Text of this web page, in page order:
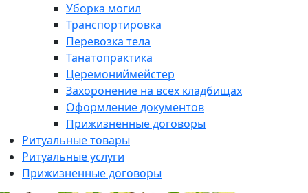
Уборка могил
Транспортировка
Перевозка тела
Танатопрактика
Церемониймейстер
Захоронение на всех кладбищах
Оформление документов
Прижизненные договоры
Ритуальные товары
Ритуальные услуги
Прижизненные договоры